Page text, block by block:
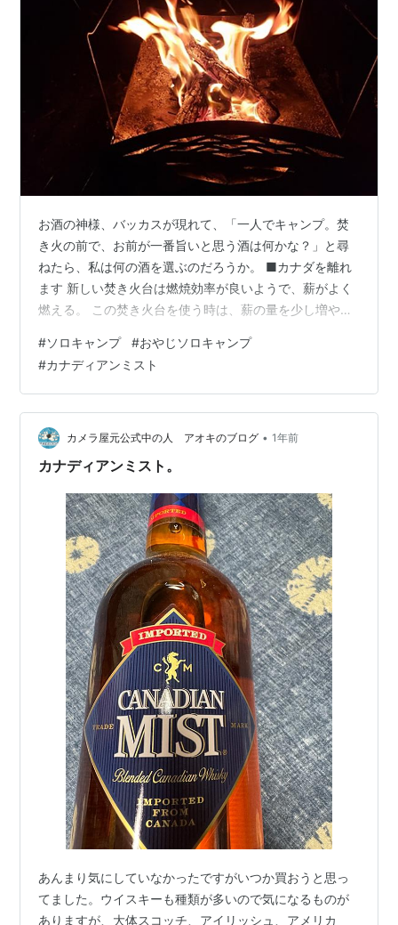
お酒の神様、バッカスが現れて、「一人でキャンプ。焚
き火の前で、お前が一番旨いと思う酒は何かな？」と尋
ねたら、私は何の酒を選ぶのだろうか。 ■カナダを離れ
ます 新しい焚き火台は燃焼効率が良いようで、薪がよく
燃える。 この焚き火台を使う時は、薪の量を少し増やさ
束が欲しい。 薪がよく燃える このキャンプ場の前回訪問
時は、ご神木が見えるサイトにテントを張りましたが、
今回のフリーサイトからはご神木は見えません。 前はバ
ッカスの声はご神木から聞こえましたが、周りにはバッ
カスが乗りうつれるものはなさそう。 そう思った瞬間。
一陣の風が吹いた。 星空と森 …
#ソロキャンプ #おやじソロキャンプ
#カナディアンミスト
カメラ屋元公式中の人 アオキのブログ • 1年前
カナディアンミスト。
あんまり気にしていなかったですがいつか買おうと思っ
てました。ウイスキーも種類が多いので気になるものが
ありますが、大体スコッチ、アイリッシュ、アメリカ